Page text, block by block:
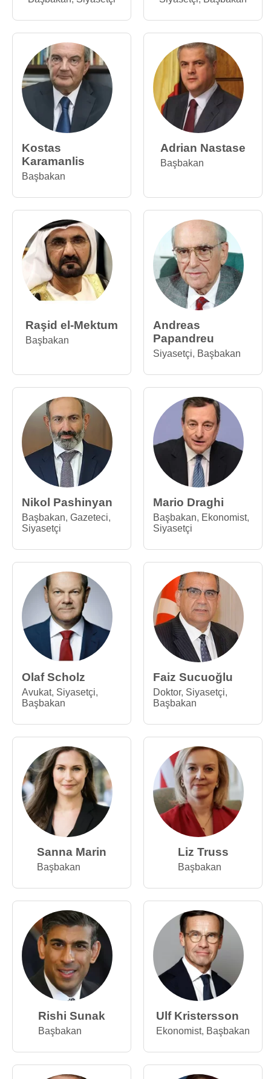
Kostas
Karamanlis
Başbakan
Adrian Nastase
Başbakan
Raşid el-Mektum
Başbakan
Andreas
Papandreu
Siyasetçi, Başbakan
Nikol Pashinyan
Başbakan, Gazeteci,
Siyasetçi
Mario Draghi
Başbakan, Ekonomist,
Siyasetçi
Olaf Scholz
Avukat, Siyasetçi,
Başbakan
Faiz Sucuoğlu
Doktor, Siyasetçi,
Başbakan
Sanna Marin
Başbakan
Liz Truss
Başbakan
Rishi Sunak
Başbakan
Ulf Kristersson
Ekonomist, Başbakan